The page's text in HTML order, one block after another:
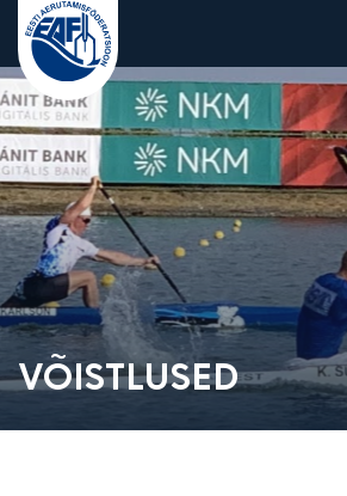
Eesti Aerutamisföderatsioon
VÕISTLUSED